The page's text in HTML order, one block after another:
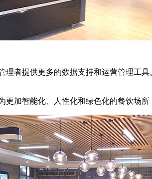
者提供更多的数据支持和运营管理工
加智能化、人性化和绿色化的餐饮场所